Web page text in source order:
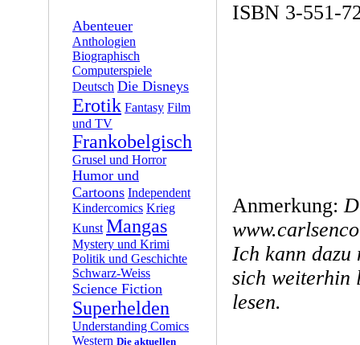
Abenteuer
Anthologien
Biographisch
Computerspiele
Deutsch Die Disneys
Erotik Fantasy Film
und TV
Frankobelgisch
Grusel und Horror
Humor und
Cartoons Independent
Kindercomics Krieg
Kunst Mangas
Mystery und Krimi
Politik und Geschichte
Schwarz-Weiss
Science Fiction
Superhelden
Understanding Comics
Western Die aktuellen
ISBN 3-551-
Anmerkung:
Ich kann dazu
sich weiterhin
lesen.